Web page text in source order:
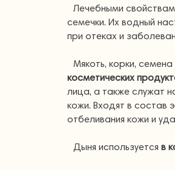
Лечебными
семечки. Их водный
при отеках и
Мякоть, корки,
косметических
лица, а также служат
кожи. Входят в состав
отбеливания кожи и
Дыня используется в